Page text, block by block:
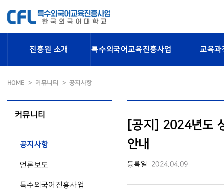
진흥원 소개 특수외국어교육진흥사업 교육과
HOME 커뮤니티 공지사항
커뮤니티
공지사항
언론보도
특수외국어진흥사업
[공지] 2024년도
안내
등록일 2024.04.09